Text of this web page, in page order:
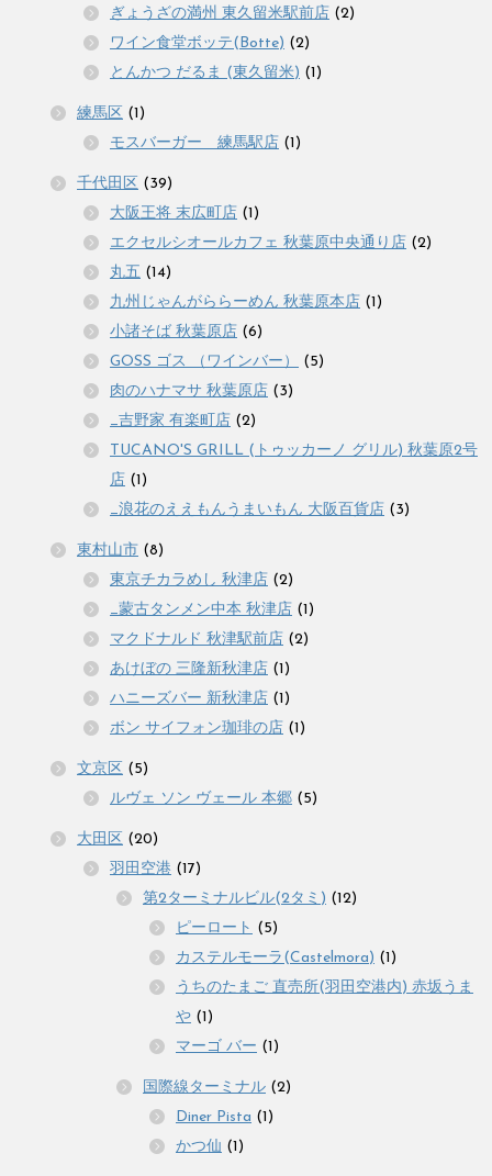
ぎょうざの満州 東久留米駅前店 (2)
ワイン食堂ボッテ(Botte) (2)
とんかつ だるま (東久留米) (1)
練馬区 (1)
モスバーガー 練馬駅店 (1)
千代田区 (39)
大阪王将 末広町店 (1)
エクセルシオールカフェ 秋葉原中央通り店 (2)
丸五 (14)
九州じゃんがららーめん 秋葉原本店 (1)
小諸そば 秋葉原店 (6)
GOSS ゴス （ワインバー）
(5)
肉のハナマサ 秋葉原店 (3)
_吉野家 有楽町店 (2)
TUCANO'S GRILL (トゥッカーノ グリル) 秋葉原2号
店 (1)
_浪花のええもんうまいもん 大阪百貨店 (3)
東村山市 (8)
東京チカラめし 秋津店 (2)
_蒙古タンメン中本 秋津店 (1)
マクドナルド 秋津駅前店 (2)
あけぼの 三隆新秋津店 (1)
ハニーズバー 新秋津店 (1)
ボン サイフォン珈琲の店 (1)
文京区 (5)
ルヴェ ソン ヴェール 本郷 (5)
大田区 (20)
羽田空港 (17)
第2ターミナルビル(2タミ) (12)
ピーロート (5)
カステルモーラ(Castelmora) (1)
うちのたまご 直売所(羽田空港内) 赤坂うま
や (1)
マーゴ バー (1)
国際線ターミナル (2)
Diner Pista (1)
かつ仙 (1)